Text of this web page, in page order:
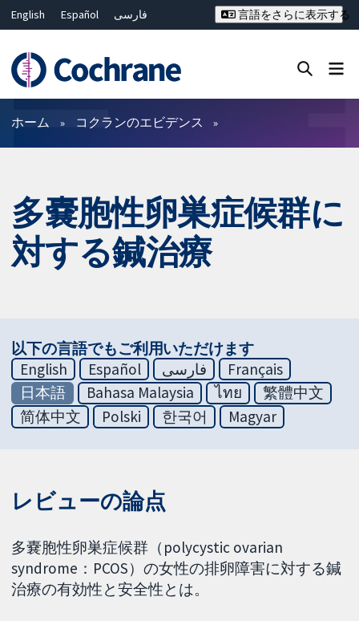
English Español
فارسی
Deutsch
Bahasa Malaysia
ไทย
繁體中文
简体中文
言語をさらに表示する
フィルター
ホーム コクランのエビデンス
多嚢胞性卵巣症候群に
対する鍼治療
以下の言語でもご利用いただけます
English
Español فارسی
Français
日本語
Bahasa Malaysia ไทย
繁體中文
简体中文
Polski 한국어 Magyar
レビューの論点
多嚢胞性卵巣症候群（polycystic ovarian
syndrome：PCOS）の女性の排卵障害に対する鍼
治療の有効性と安全性とは。